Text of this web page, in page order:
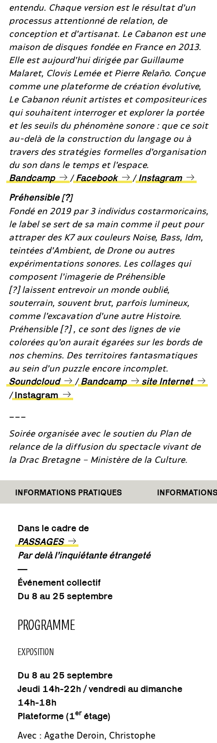
entendu. Chaque version est le résultat d’un
processus attentionné de relation, de
conception et d’artisanat. Le Cabanon est une
maison de disques fondée en France en 2013.
Elle est aujourd’hui dirigée par Guillaume
Malaret, Clovis Lemée et Pierre Relaño. Conçue
comme une plateforme de création évolutive,
Le Cabanon réunit artistes et compositeur·ices
qui souhaitent interroger et explorer la portée
et les seuils du phénomène sonore : que ce soit
au-delà de la construction du langage ou à
travers des stratégies formelles d’organisation
du son dans le temps et l’espace.
Bandcamp /Facebook /Instagram
Préhensible [?]
Fondé en 2019 par 3 individus costarmoricains,
le label se sert de sa main comme il peut pour
attraper des K7 aux couleurs Noise, Bass, Idm,
teintées d’Ambient, de Drone ou autres
expérimentations sonores. Les collages qui
composent l’imagerie de Préhensible
[?] laissent entrevoir un monde oublié,
souterrain, souvent brut, parfois lumineux,
comme l’excavation d’une autre Histoire.
Préhensible [?] , ce sont des lignes de vie
colorées qu’on aurait égarées sur les bords de
nos chemins. Des territoires fantasmatiques
au sein d’un puzzle encore incomplet.
Soundcloud /Bandcamp site Internet
/ Instagram
Soirée organisée avec le soutien du Plan de
relance de la diffusion du spectacle vivant de
la Drac Bretagne – Ministère de la Culture.
PRATIQUES INFORMATIONS
Dans le cadre de
PASSAGES
Par delà l’inquiétante étrangeté
—
Événement collectif
Du 8 au 25 septembre
PROGRAMME
EXPOSITION
Du 8 au 25 septembre
Jeudi 14h-22h / vendredi au dimanche
14h-18h
Plateforme (1er étage)
Avec : Agathe Deroin, Christophe